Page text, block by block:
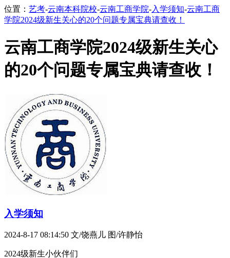
位置： 艺考-云南本科院校-云南工商学院-入学须知-云南工商
学院2024级新生关心的20个问题专属宝典请查收！
云南工商学院2024级新生关心
的20个问题专属宝典请查收！
入学须知
2024-8-17 08:14:50 文/饶燕儿 图/许静怡
2024级新生小伙伴们